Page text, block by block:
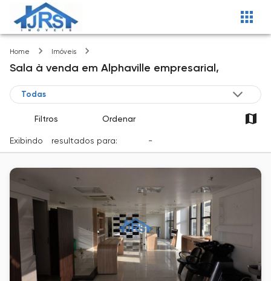
Home Imóveis
Sala à venda em Alphaville empresarial,
Filtros Ordenar
Exibindo resultados para: -